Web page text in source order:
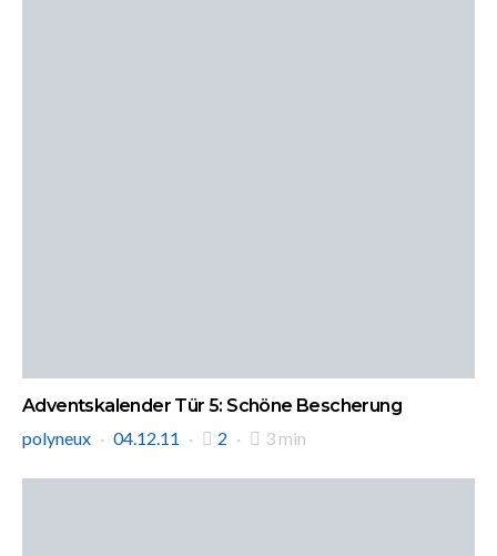
Adventskalender Tür 5: Schöne Bescherung
polyneux
04.12.11 2 3 min